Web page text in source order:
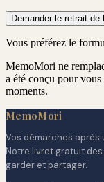
Demander le retrait de
Vous préférez le
MemoMori ne
a été conçu pour
moments.
MemoMori
Vos démarches après
Notre livret gratuit
garder et partager.